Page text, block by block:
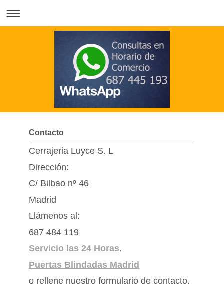
Contacto
Cerrajeria Luyce S. L
Dirección:
C/ Bilbao nº 46
Madrid
Llámenos al:
687 484 119
Servicio las 24 Horas.
Puertas Blindadas Madrid
o rellene nuestro formulario de contacto.